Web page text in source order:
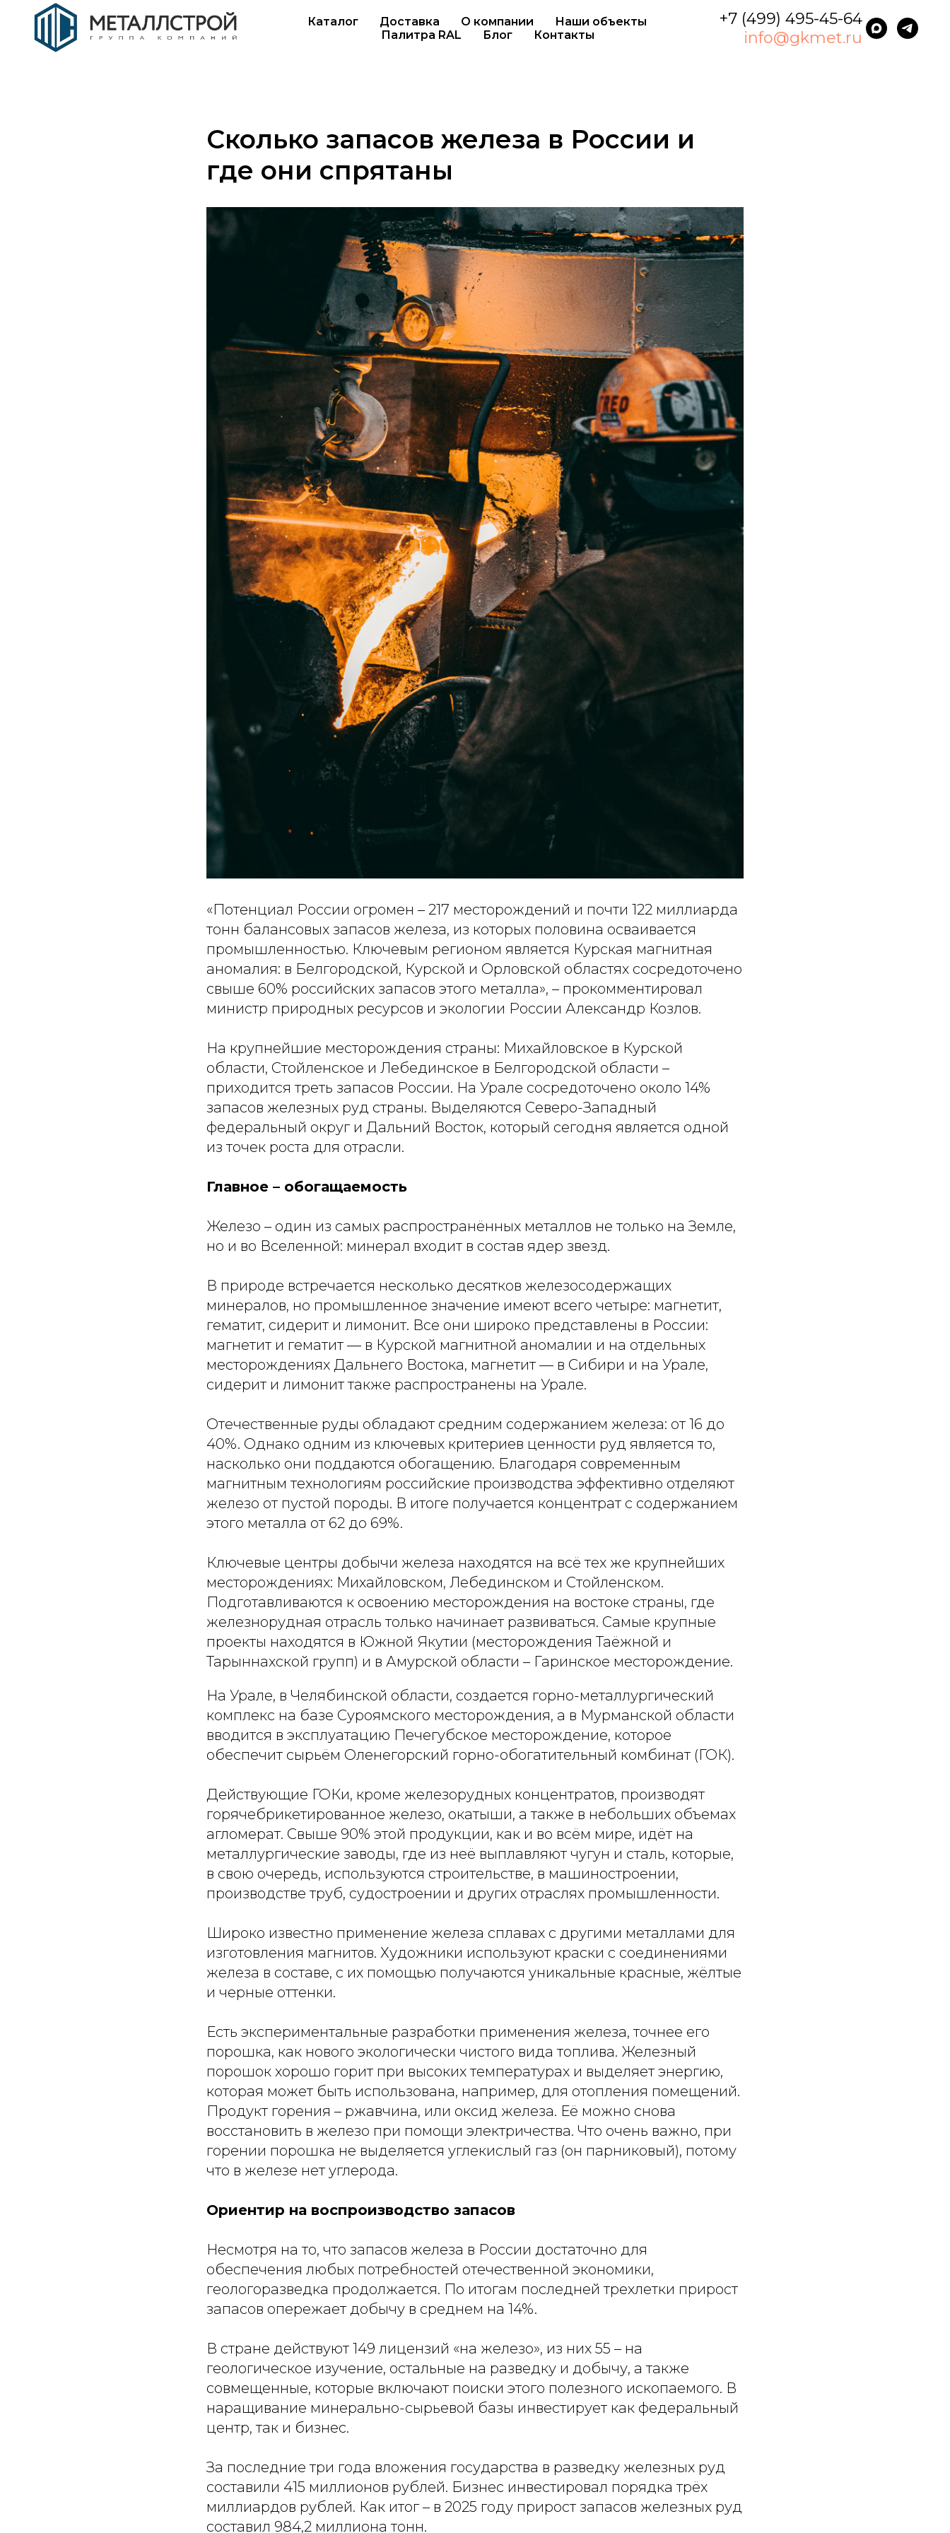
Каталог Доставка О компании
Наши объекты
Палитра RAL
Блог Контакты
+7 (499) 495-45-64
info@gkmet.ru
Сколько запасов железа в России и
где они спрятаны
«Потенциал России огромен – 217 месторождений и почти 122 миллиарда
тонн балансовых запасов железа, из которых половина осваивается
промышленностью. Ключевым регионом является Курская магнитная
аномалия: в Белгородской, Курской и Орловской областях сосредоточено
свыше 60% российских запасов этого металла», – прокомментировал
министр природных ресурсов и экологии России Александр Козлов.
На крупнейшие месторождения страны: Михайловское в Курской
области, Стойленское и Лебединское в Белгородской области –
приходится треть запасов России. На Урале сосредоточено около 14%
запасов железных руд страны. Выделяются Северо-Западный
федеральный округ и Дальний Восток, который сегодня является одной
из точек роста для отрасли.
Главное – обогащаемость
Железо – один из самых распространённых металлов не только на Земле,
но и во Вселенной: минерал входит в состав ядер звезд.
В природе встречается несколько десятков железосодержащих
минералов, но промышленное значение имеют всего четыре: магнетит,
гематит, сидерит и лимонит. Все они широко представлены в России:
магнетит и гематит — в Курской магнитной аномалии и на отдельных
месторождениях Дальнего Востока, магнетит — в Сибири и на Урале,
сидерит и лимонит также распространены на Урале.
Отечественные руды обладают средним содержанием железа: от 16 до
40%. Однако одним из ключевых критериев ценности руд является то,
насколько они поддаются обогащению. Благодаря современным
магнитным технологиям российские производства эффективно отделяют
железо от пустой породы. В итоге получается концентрат с содержанием
этого металла от 62 до 69%.
Ключевые центры добычи железа находятся на всё тех же крупнейших
месторождениях: Михайловском, Лебединском и Стойленском.
Подготавливаются к освоению месторождения на востоке страны, где
железнорудная отрасль только начинает развиваться. Самые крупные
проекты находятся в Южной Якутии (месторождения Таёжной и
Тарыннахской групп) и в Амурской области – Гаринское месторождение.
На Урале, в Челябинской области, создается горно-металлургический
комплекс на базе Суроямского месторождения, а в Мурманской области
вводится в эксплуатацию Печегубское месторождение, которое
обеспечит сырьём Оленегорский горно-обогатительный комбинат (ГОК).
Действующие ГОКи, кроме железорудных концентратов, производят
горячебрикетированное железо, окатыши, а также в небольших объемах
агломерат. Свыше 90% этой продукции, как и во всём мире, идёт на
металлургические заводы, где из неё выплавляют чугун и сталь, которые,
в свою очередь, используются строительстве, в машиностроении,
производстве труб, судостроении и других отраслях промышленности.
Широко известно применение железа сплавах с другими металлами для
изготовления магнитов. Художники используют краски с соединениями
железа в составе, с их помощью получаются уникальные красные, жёлтые
и черные оттенки.
Есть экспериментальные разработки применения железа, точнее его
порошка, как нового экологически чистого вида топлива. Железный
порошок хорошо горит при высоких температурах и выделяет энергию,
которая может быть использована, например, для отопления помещений.
Продукт горения – ржавчина, или оксид железа. Её можно снова
восстановить в железо при помощи электричества. Что очень важно, при
горении порошка не выделяется углекислый газ (он парниковый), потому
что в железе нет углерода.
Ориентир на воспроизводство запасов
Несмотря на то, что запасов железа в России достаточно для
обеспечения любых потребностей отечественной экономики,
геологоразведка продолжается. По итогам последней трехлетки прирост
запасов опережает добычу в среднем на 14%.
В стране действуют 149 лицензий «на железо», из них 55 – на
геологическое изучение, остальные на разведку и добычу, а также
совмещенные, которые включают поиски этого полезного ископаемого. В
наращивание минерально-сырьевой базы инвестирует как федеральный
центр, так и бизнес.
За последние три года вложения государства в разведку железных руд
составили 415 миллионов рублей. Бизнес инвестировал порядка трёх
миллиардов рублей. Как итог – в 2025 году прирост запасов железных руд
составил 984,2 миллиона тонн.